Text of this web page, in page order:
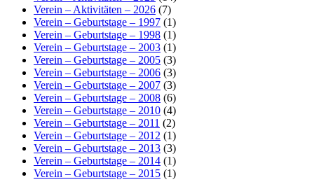
Verein – Aktivitäten – 2026 (7)
Verein – Geburtstage – 1997 (1)
Verein – Geburtstage – 1998 (1)
Verein – Geburtstage – 2003 (1)
Verein – Geburtstage – 2005 (3)
Verein – Geburtstage – 2006 (3)
Verein – Geburtstage – 2007 (3)
Verein – Geburtstage – 2008 (6)
Verein – Geburtstage – 2010 (4)
Verein – Geburtstage – 2011 (2)
Verein – Geburtstage – 2012 (1)
Verein – Geburtstage – 2013 (3)
Verein – Geburtstage – 2014 (1)
Verein – Geburtstage – 2015 (1)